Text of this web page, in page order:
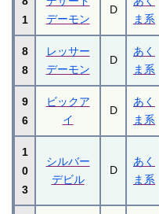
1
デーモン
D
ま系
8
8
レッサー
デーモン
D
あく
ま系
9
6
ビックア
イ
D
あく
ま系
1
0
3
シルバー
デビル
D
あく
ま系